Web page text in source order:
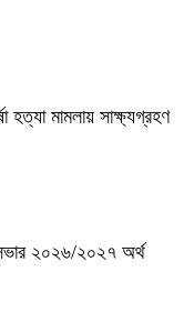
হত্যা মামলায় সাক্ষ্যগ্রহণ
২০২৬/২০২৭ অর্থ